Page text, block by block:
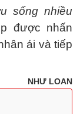
sống nhiều
được nhấn
ái và tiếp
NHƯ LOAN